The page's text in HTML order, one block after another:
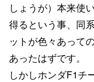
しょうが）本来使
得るという事、同
ットが色々あって
あったはずです。
しかしホンダF1チ